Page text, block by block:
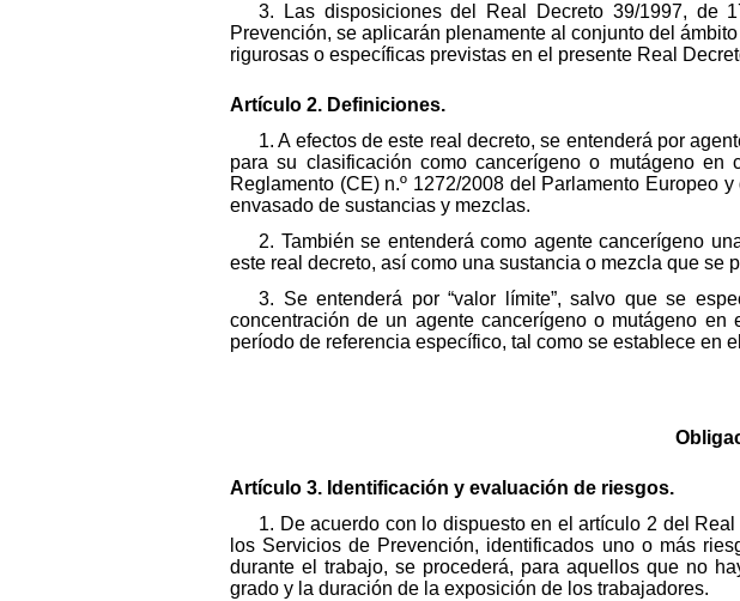
3. Las disposiciones del Real Decreto 39/1997, de
Prevención, se aplicarán plenamente al conjunto del
rigurosas o específicas previstas en el presente Real
Artículo 2. Definiciones.
1. A efectos de este real decreto, se entenderá por
para su clasificación como cancerígeno o mutágeno
Reglamento (CE) n.º 1272/2008 del Parlamento Europeo
envasado de sustancias y mezclas.
2. También se entenderá como agente cancerígeno
este real decreto, así como una sustancia o mezcla que
3. Se entenderá por “valor límite”, salvo que se
concentración de un agente cancerígeno o mutágeno
período de referencia específico, tal como se establece en
Artículo 3. Identificación y evaluación de riesgos.
1. De acuerdo con lo dispuesto en el artículo 2 del
los Servicios de Prevención, identificados uno o más
durante el trabajo, se procederá, para aquellos que no
grado y la duración de la exposición de los trabajadores.